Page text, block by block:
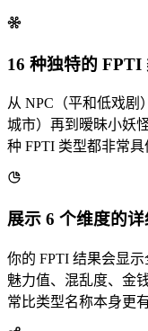
16 种独特的 FPTI
从 NPC（平和低戏剧
城市）再到暧昧小妖
种 FPTI 类型都非常具
展示 6 个维度的
你的 FPTI 结果会显
魅力值、混乱度、金
常比类型名称本身更